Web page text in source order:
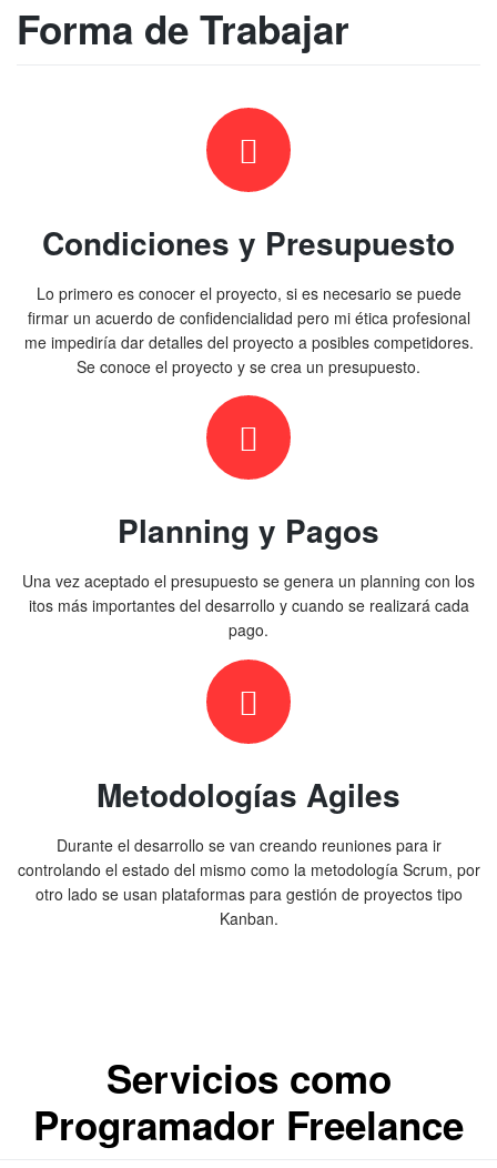
Forma de Trabajar
Condiciones y Presupuesto
Lo primero es conocer el proyecto, si es necesario se puede
firmar un acuerdo de confidencialidad pero mi ética profesional
me impediría dar detalles del proyecto a posibles competidores.
Se conoce el proyecto y se crea un presupuesto.
Planning y Pagos
Una vez aceptado el presupuesto se genera un planning con los
itos más importantes del desarrollo y cuando se realizará cada
pago.
Metodologías Agiles
Durante el desarrollo se van creando reuniones para ir
controlando el estado del mismo como la metodología Scrum, por
otro lado se usan plataformas para gestión de proyectos tipo
Kanban.
Servicios como
Programador Freelance